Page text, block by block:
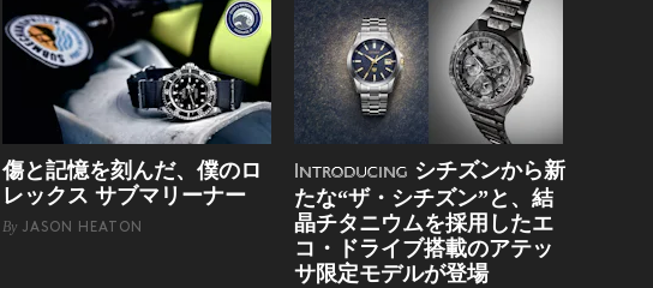
傷と記憶を刻んだ、僕のロ
レックス サブマリーナー
ByJASON HEATON
Introducing シチズンから新
たな“ザ・シチズン”と、結
晶チタニウムを採用したエ
コ・ドライブ搭載のアテッ
サ限定モデルが登場